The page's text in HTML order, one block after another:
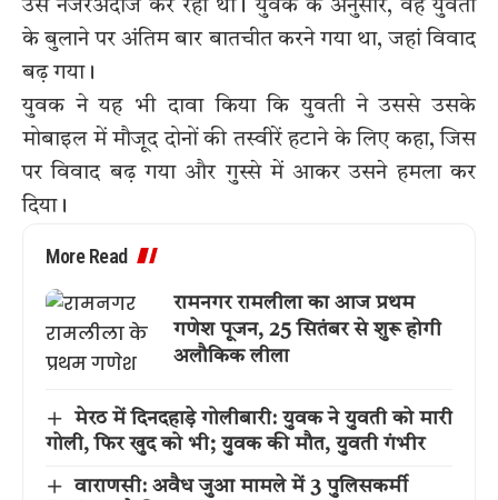
उसे नजरअंदाज कर रही थी। युवक के अनुसार, वह युवती
के बुलाने पर अंतिम बार बातचीत करने गया था, जहां विवाद
बढ़ गया।
युवक ने यह भी दावा किया कि युवती ने उससे उसके
मोबाइल में मौजूद दोनों की तस्वीरें हटाने के लिए कहा, जिस
पर विवाद बढ़ गया और गुस्से में आकर उसने हमला कर
दिया।
More Read
रामनगर रामलीला का आज प्रथम
गणेश पूजन, 25 सितंबर से शुरू होगी
अलौकिक लीला
मेरठ में दिनदहाड़े गोलीबारी: युवक ने युवती को मारी
गोली, फिर खुद को भी; युवक की मौत, युवती गंभीर
वाराणसी: अवैध जुआ मामले में 3 पुलिसकर्मी